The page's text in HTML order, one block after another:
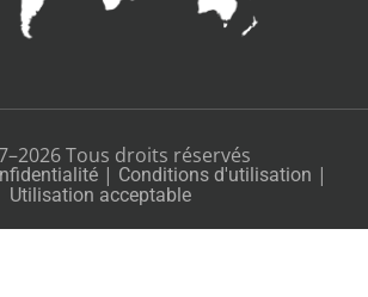
Tous droits réservés
| Conditions d'utilisation |
Utilisation acceptable